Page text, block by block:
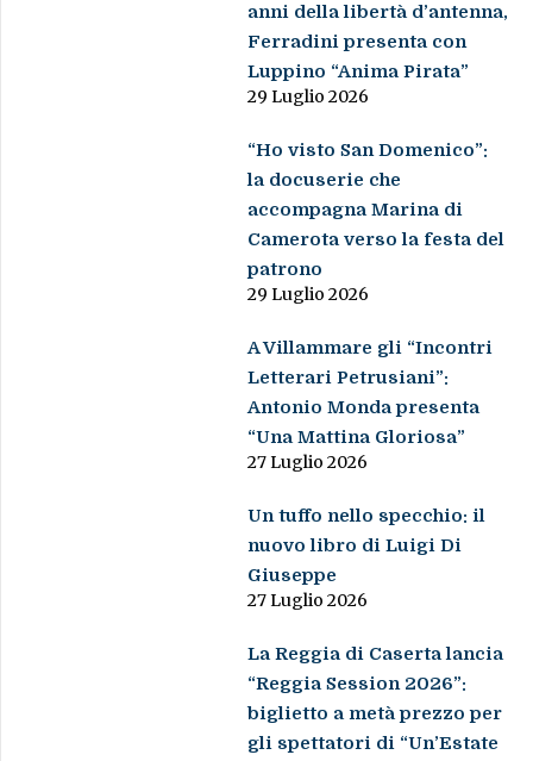
anni della libertà d’antenna,
Ferradini presenta con
Luppino “Anima Pirata”
29 Luglio 2026
“Ho visto San Domenico”:
la docuserie che
accompagna Marina di
Camerota verso la festa del
patrono
29 Luglio 2026
A Villammare gli “Incontri
Letterari Petrusiani”:
Antonio Monda presenta
“Una Mattina Gloriosa”
27 Luglio 2026
Un tuffo nello specchio: il
nuovo libro di Luigi Di
Giuseppe
27 Luglio 2026
La Reggia di Caserta lancia
“Reggia Session 2026”:
biglietto a metà prezzo per
gli spettatori di “Un’Estate